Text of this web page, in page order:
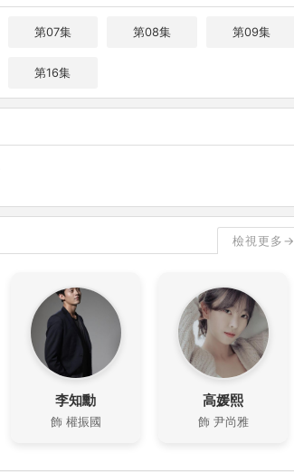
第07集 第08集 第09集
第16集
檢視更多→
李知勳
飾 權振國
高媛熙
飾 尹尚雅